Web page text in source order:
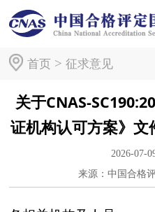
首页> 征求意见
关于CNAS-
证机构认可方案》
2026-07-
来源：中国合格